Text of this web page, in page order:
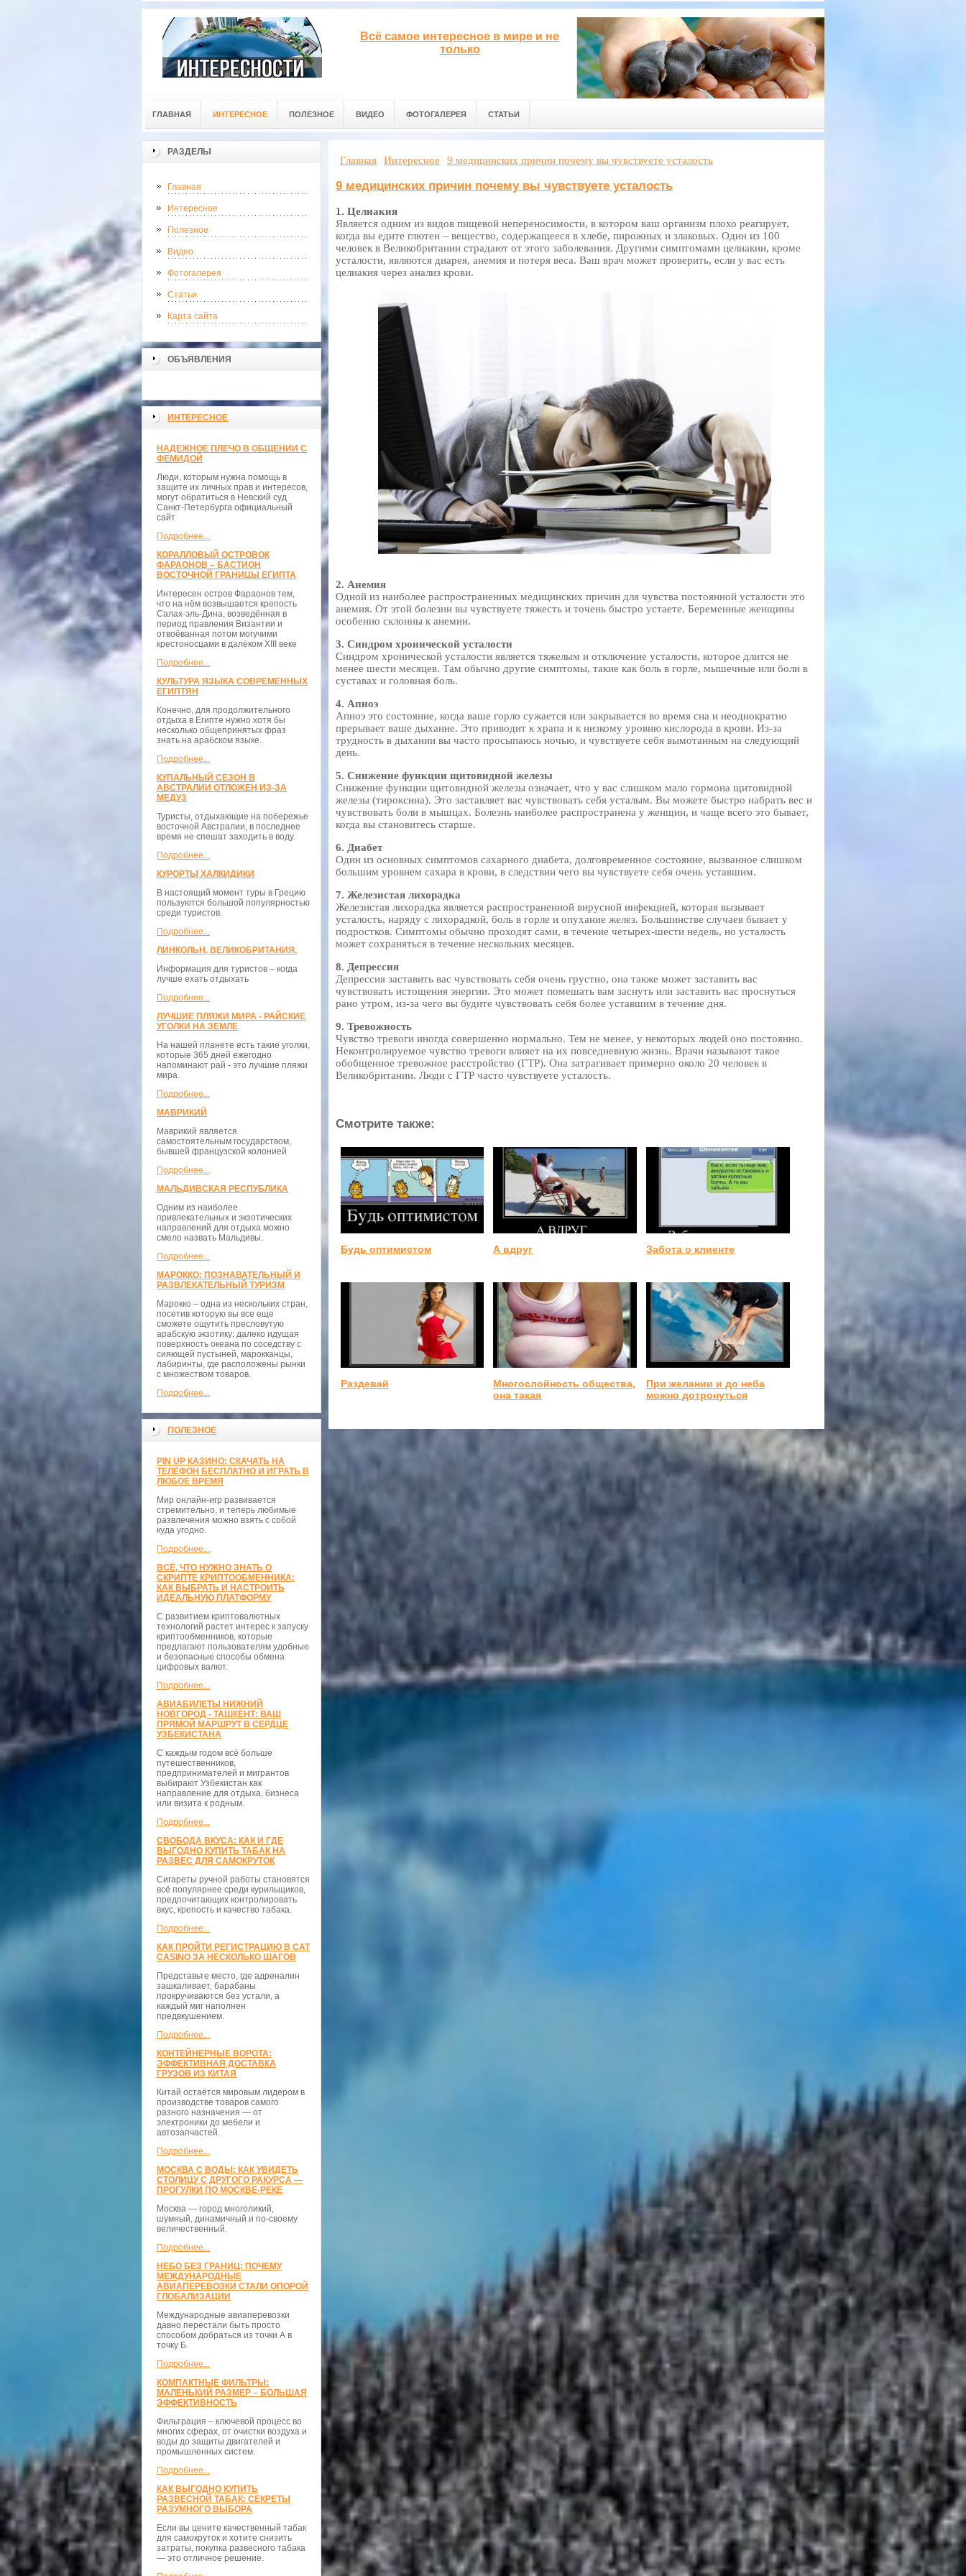
Всё самое интересное в мире и не
только
ГЛАВНАЯ ИНТЕРЕСНОЕ ПОЛЕЗНОЕ ВИДЕО ФОТОГАЛЕРЕЯ СТАТЬИ
РАЗДЕЛЫ
Главная
Интересное
Полезное
Видео
Фотогалерея
Статьи
Карта сайта
ОБЪЯВЛЕНИЯ
ИНТЕРЕСНОЕ
НАДЕЖНОЕ ПЛЕЧО В ОБЩЕНИИ С
ФЕМИДОЙ
Люди, которым нужна помощь в
защите их личных прав и интересов,
могут обратиться в Невский суд
Санкт-Петербурга официальный
сайт
Подробнее...
КОРАЛЛОВЫЙ ОСТРОВОК
ФАРАОНОВ – БАСТИОН
ВОСТОЧНОЙ ГРАНИЦЫ ЕГИПТА
Интересен остров Фараонов тем,
что на нём возвышается крепость
Салах-эль-Дина, возведённая в
период правления Византии и
отвоёванная потом могучими
крестоносцами в далёком XIII веке
Подробнее...
КУЛЬТУРА ЯЗЫКА СОВРЕМЕННЫХ
ЕГИПТЯН
Конечно, для продолжительного
отдыха в Египте нужно хотя бы
несколько общепринятых фраз
знать на арабском языке.
Подробнее...
КУПАЛЬНЫЙ СЕЗОН В
АВСТРАЛИИ ОТЛОЖЕН ИЗ-ЗА
МЕДУЗ
Туристы, отдыхающие на побережье
восточной Австралии, в последнее
время не спешат заходить в воду.
Подробнее...
КУРОРТЫ ХАЛКИДИКИ
В настоящий момент туры в Грецию
пользуются большой популярностью
среди туристов.
Подробнее...
ЛИНКОЛЬН, ВЕЛИКОБРИТАНИЯ.
Информация для туристов – когда
лучше ехать отдыхать
Подробнее...
ЛУЧШИЕ ПЛЯЖИ МИРА - РАЙСКИЕ
УГОЛКИ НА ЗЕМЛЕ
На нашей планете есть такие уголки,
которые 365 дней ежегодно
напоминают рай - это лучшие пляжи
мира.
Подробнее...
МАВРИКИЙ
Маврикий является
самостоятельным государством,
бывшей французской колонией
Подробнее...
МАЛЬДИВСКАЯ РЕСПУБЛИКА
Одним из наиболее
привлекательных и экзотических
направлений для отдыха можно
смело назвать Мальдивы.
Подробнее...
МАРОККО: ПОЗНАВАТЕЛЬНЫЙ И
РАЗВЛЕКАТЕЛЬНЫЙ ТУРИЗМ
Марокко – одна из нескольких стран,
посетив которую вы все еще
сможете ощутить пресловутую
арабскую экзотику: далеко идущая
поверхность океана по соседству с
сияющей пустыней, марокканцы,
лабиринты, где расположены рынки
с множеством товаров.
Подробнее...
ПОЛЕЗНОЕ
PIN UP КАЗИНО: СКАЧАТЬ НА
ТЕЛЕФОН БЕСПЛАТНО И ИГРАТЬ В
ЛЮБОЕ ВРЕМЯ
Мир онлайн-игр развивается
стремительно, и теперь любимые
развлечения можно взять с собой
куда угодно.
Подробнее...
ВСЁ, ЧТО НУЖНО ЗНАТЬ О
СКРИПТЕ КРИПТООБМЕННИКА:
КАК ВЫБРАТЬ И НАСТРОИТЬ
ИДЕАЛЬНУЮ ПЛАТФОРМУ
С развитием криптовалютных
технологий растет интерес к запуску
криптообменников, которые
предлагают пользователям удобные
и безопасные способы обмена
цифровых валют.
Подробнее...
АВИАБИЛЕТЫ НИЖНИЙ
НОВГОРОД - ТАШКЕНТ: ВАШ
ПРЯМОЙ МАРШРУТ В СЕРДЦЕ
УЗБЕКИСТАНА
С каждым годом всё больше
путешественников,
предпринимателей и мигрантов
выбирают Узбекистан как
направление для отдыха, бизнеса
или визита к родным.
Подробнее...
СВОБОДА ВКУСА: КАК И ГДЕ
ВЫГОДНО КУПИТЬ ТАБАК НА
РАЗВЕС ДЛЯ САМОКРУТОК
Сигареты ручной работы становятся
всё популярнее среди курильщиков,
предпочитающих контролировать
вкус, крепость и качество табака.
Подробнее...
КАК ПРОЙТИ РЕГИСТРАЦИЮ В CAT
CASINO ЗА НЕСКОЛЬКО ШАГОВ
Представьте место, где адреналин
зашкаливает, барабаны
прокручиваются без устали, а
каждый миг наполнен
предвкушением.
Подробнее...
КОНТЕЙНЕРНЫЕ ВОРОТА:
ЭФФЕКТИВНАЯ ДОСТАВКА
ГРУЗОВ ИЗ КИТАЯ
Китай остаётся мировым лидером в
производстве товаров самого
разного назначения — от
электроники до мебели и
автозапчастей.
Подробнее...
МОСКВА С ВОДЫ: КАК УВИДЕТЬ
СТОЛИЦУ С ДРУГОГО РАКУРСА —
ПРОГУЛКИ ПО МОСКВЕ-РЕКЕ
Москва — город многоликий,
шумный, динамичный и по-своему
величественный.
Подробнее...
НЕБО БЕЗ ГРАНИЦ: ПОЧЕМУ
МЕЖДУНАРОДНЫЕ
АВИАПЕРЕВОЗКИ СТАЛИ ОПОРОЙ
ГЛОБАЛИЗАЦИИ
Международные авиаперевозки
давно перестали быть просто
способом добраться из точки А в
точку Б.
Подробнее...
КОМПАКТНЫЕ ФИЛЬТРЫ:
МАЛЕНЬКИЙ РАЗМЕР – БОЛЬШАЯ
ЭФФЕКТИВНОСТЬ
Фильтрация – ключевой процесс во
многих сферах, от очистки воздуха и
воды до защиты двигателей и
промышленных систем.
Подробнее...
КАК ВЫГОДНО КУПИТЬ
РАЗВЕСНОЙ ТАБАК: СЕКРЕТЫ
РАЗУМНОГО ВЫБОРА
Если вы цените качественный табак
для самокруток и хотите снизить
затраты, покупка развесного табака
— это отличное решение.
Главная Интересное 9 медицинских причин почему вы чувствуете усталость
9 медицинских причин почему вы чувствуете усталость
1. Целиакия
Является одним из видов пищевой непереносимости, в котором ваш организм плохо реагирует,
когда вы едите глютен – вещество, содержащееся в хлебе, пирожных и злаковых. Один из 100
человек в Великобритании страдают от этого заболевания. Другими симптомами целиакии, кроме
усталости, являются диарея, анемия и потеря веса. Ваш врач может проверить, если у вас есть
целиакия через анализ крови.
2. Анемия
Одной из наиболее распространенных медицинских причин для чувства постоянной усталости это
анемия. От этой болезни вы чувствуете тяжесть и точень быстро устаете. Беременные женщины
особенно склонны к анемии.
3. Синдром хронической усталости
Синдром хронической усталости является тяжелым и отключение усталости, которое длится не
менее шести месяцев. Там обычно другие симптомы, такие как боль в горле, мышечные или боли в
суставах и головная боль.
4. Апноэ
Апноэ это состояние, когда ваше горло сужается или закрывается во время сна и неоднократно
прерывает ваше дыхание. Это приводит к храпа и к низкому уровню кислорода в крови. Из-за
трудность в дыхании вы часто просыпаюсь ночью, и чувствуете себя вымотанным на следующий
день.
5. Снижение функции щитовидной железы
Снижение функции щитовидной железы означает, что у вас слишком мало гормона щитовидной
железы (тироксина). Это заставляет вас чувствовать себя усталым. Вы можете быстро набрать вес и
чувствовать боли в мышцах. Болезнь наиболее распространена у женщин, и чаще всего это бывает,
когда вы становитесь старше.
6. Диабет
Один из основных симптомов сахарного диабета, долговременное состояние, вызванное слишком
большим уровнем сахара в крови, в следствии чего вы чувствуете себя очень уставшим.
7. Железистая лихорадка
Железистая лихорадка является распространенной вирусной инфекцией, которая вызывает
усталость, наряду с лихорадкой, боль в горле и опухание желез. Большинстве случаев бывает у
подростков. Симптомы обычно проходят сами, в течение четырех-шести недель, но усталость
может сохраняться в течение нескольких месяцев.
8. Депрессия
Депрессия заставить вас чувствовать себя очень грустно, она также может заставить вас
чувствовать истощения энергии. Это может помешать вам заснуть или заставить вас проснуться
рано утром, из-за чего вы будите чувствовать себя более уставшим в течение дня.
9. Тревожность
Чувство тревоги иногда совершенно нормально. Тем не менее, у некоторых людей оно постоянно.
Неконтролируемое чувство тревоги влияет на их повседневную жизнь. Врачи называют такое
обобщенное тревожное расстройство (ГТР). Она затрагивает примерно около 20 человек в
Великобритании. Люди с ГТР часто чувствуете усталость.
Смотрите также:
Будь оптимистом А вдруг Забота о клиенте
Раздевай
Многослойность общества,
она такая
При желании и до неба
можно дотронуться